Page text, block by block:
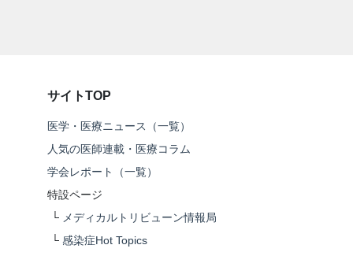
サイトTOP
医学・医療ニュース（一覧）
人気の医師連載・医療コラム
学会レポート（一覧）
特設ページ
└ メディカルトリビューン情報局
└ 感染症Hot Topics